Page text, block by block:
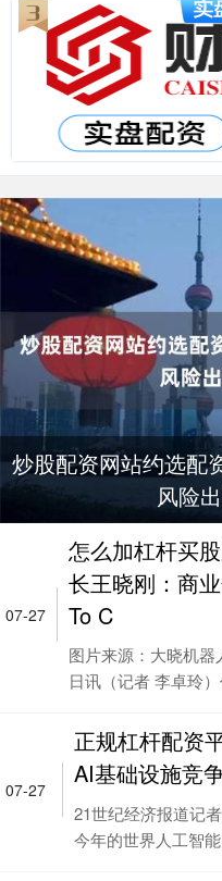
炒股配资网站约选配
风险
07-27
怎么加杠杆买
长王晓刚：商
To C
图片来源：大晓机
日讯（记者 李卓玲
07-27
正规杠杆配资
AI基础设施竞
21世纪经济报道记
今年的世界人工智